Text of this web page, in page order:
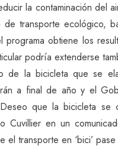
la contaminación del
de transporte ecológico,
programa obtiene los
podría extenderse
de la bicicleta que se
a final de año y el
que la bicicleta se
Cuvillier en un
el transporte en ‘bici’